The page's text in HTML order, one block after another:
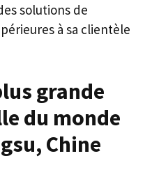
solutions de
à sa clientèle
grande
du monde
Chine